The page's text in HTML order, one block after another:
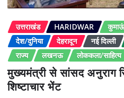
उत्तराखंड HARIDWAR कुमाऊं
देश/दुनिया
देहरादून नई दिल्ली
राज्य
लखनऊ लोककला/साहित्य
मुख्यमंत्री से सांसद अनुराग
शिष्टाचार भेंट